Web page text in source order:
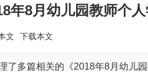
年8月幼儿园教师个
文 下载本文
了多篇相关的《2018年8月幼儿